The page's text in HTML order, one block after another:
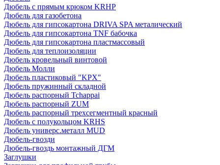
Дюбель с прямым крюком KRHP
Дюбель для газобетона
Дюбель для гипсокартона DRIVA SPA металический
Дюбель для гипсокартона TNF бабочка
Дюбель для гипсокартона пластмассовый
Дюбель для теплоизоляции
Дюбель кровельный винтовой
Дюбель Молли
Дюбель пластиковый "KPX"
Дюбель пружинный складной
Дюбель распорный Tchappai
Дюбель распорный ZUM
Дюбель распорный трехсегментный красный
Дюбель с полукольцом KRHS
Дюбель универс.металл MUD
Дюбель-гвозди
Дюбель-гвоздь монтажный ДГМ
Заглушки